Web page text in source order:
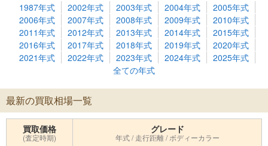
1987年式 2002年式 2003年式 2004年式
2005年式
2006年式
2007年式 2008年式 2009年式
2010年式
2011年式
2012年式 2013年式 2014年式
2015年式
2016年式
2017年式 2018年式 2019年式
2020年式
2021年式
2022年式 2023年式 2024年式
2025年式
全ての年式
最新の買取相場一覧
買取価格
(査定時期)
グレード
年式 / 走行距離 / ボディーカラー